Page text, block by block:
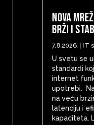
Nova
brži i
7.8.2026. IT
U svetu se
standardi
internet
upotrebi.
na veću
latenciju i
kapaciteta.